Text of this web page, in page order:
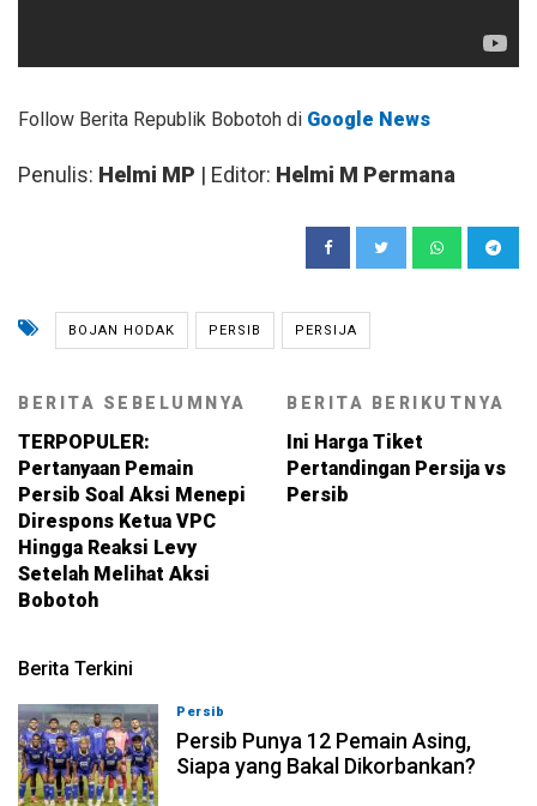
Follow Berita Republik Bobotoh di Google News
Penulis: Helmi MP | Editor: Helmi M Permana
BOJAN HODAK PERSIB PERSIJA
BERITA SEBELUMNYA
TERPOPULER:
Pertanyaan Pemain
Persib Soal Aksi Menepi
Direspons Ketua VPC
Hingga Reaksi Levy
Setelah Melihat Aksi
Bobotoh
BERITA BERIKUTNYA
Ini Harga Tiket
Pertandingan Persija vs
Persib
Berita Terkini
Persib
Persib Punya 12 Pemain Asing,
Siapa yang Bakal Dikorbankan?